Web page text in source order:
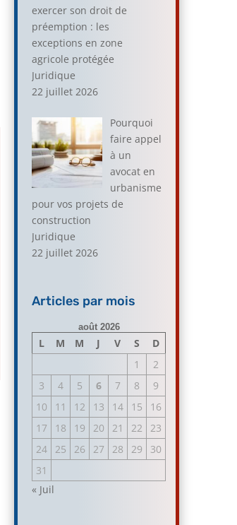
exercer son droit de
préemption : les
exceptions en zone
agricole protégée
Juridique
22 juillet 2026
Pourquoi
faire appel
à un
avocat en
urbanisme
pour vos projets de
construction
Juridique
22 juillet 2026
Articles par mois
août 2026
L M M J V S
D
1
2
3
4 5 6 7 8
9
10
11 12 13 14 15
16
17
18 19 20 21 22
23
24
25 26 27 28 29
30
31
« Juil